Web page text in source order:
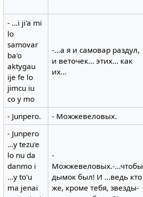
- ...i ji'a mi
lo
samovar
ba'o
aktygau
ije fe lo
jimcu iu
co y mo
-...а я и самовар раздул,
и веточек... этих... как
их...
- Junpero. - Можжевеловых.
- Junpero
...y tezu'e
lo nu da
danmo i
...y to'u
ma jenai
-
Можжевеловых.-...чтобы
дымок был! И ...ведь кто
же, кроме тебя, звезды-